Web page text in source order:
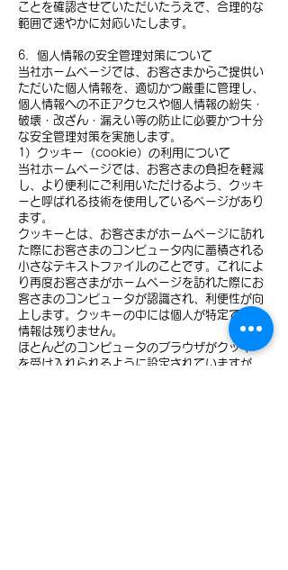
ことを確認させていただいたうえで、合理的な
範囲で速やかに対応いたします。
6．個人情報の安全管理対策について
当社ホームページでは、お客さまからご提供い
ただいた個人情報を、適切かつ厳重に管理し、
個人情報への不正アクセスや個人情報の紛失・
破壊・改ざん・漏えい等の防止に必要かつ十分
な安全管理対策を実施します。
1）クッキー（cookie）の利用について
当社ホームページでは、お客さまの負担を軽減
し、より便利にご利用いただけるよう、クッキ
ーと呼ばれる技術を使用しているページがあり
ます。
クッキーとは、お客さまがホームページに訪れ
た際にお客さまのコンピュータ内に蓄積される
小さなテキストファイルのことです。これによ
り再度お客さまがホームページを訪れた際にお
客さまのコンピュータが認識され、利便性が向
上します。クッキーの中には個人が特定できる
情報は残りません。
ほとんどのコンピュータのブラウザがクッキー
を受け入れられるように設定されていますが、